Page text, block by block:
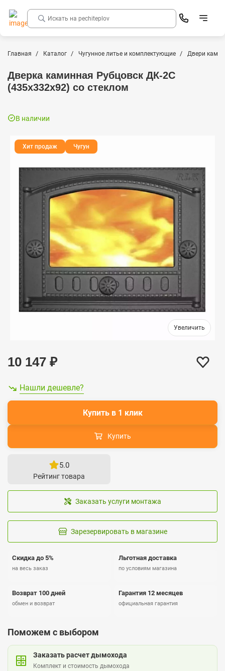
Главная Каталог Чугунное литье и комплектующие Двери
Дверка каминная Рубцовск ДК-2С
(435x332x92) со стеклом
В наличии
Хит продаж Чугун
10 147 ₽
Нашли дешевле?
Купить
Купить в 1 клик
5.0
Рейтинг товара
Заказать услуги монтажа
Зарезервировать в магазине
Скидка до 5%
на весь заказ
Льготная доставка
по условиям магазина
Возврат 100 дней
обмен и возврат
Гарантия 12 месяцев
официальная гарантия
Поможем с выбором
Заказать расчет дымохода
Комплект и стоимость дымохода